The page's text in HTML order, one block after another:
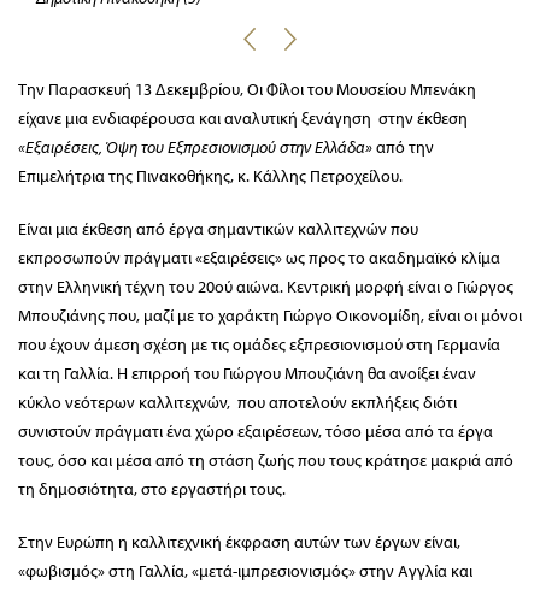
Την Παρασκευή 13 Δεκεμβρίου, Οι Φίλοι του Μουσείου Μπενάκη
είχανε μια ενδιαφέρουσα και αναλυτική ξενάγηση στην έκθεση
«Εξαιρέσεις, Όψη του Εξπρεσιονισμού στην Ελλάδα»από την
Επιμελήτρια της Πινακοθήκης, κ. Κάλλης Πετροχείλου.
Είναι μια έκθεση από έργα σημαντικών καλλιτεχνών που
εκπροσωπούν πράγματι «εξαιρέσεις» ως προς το ακαδημαϊκό κλίμα
στην Ελληνική τέχνη του 20ού αιώνα. Κεντρική μορφή είναι ο Γιώργος
Μπουζιάνης που, μαζί με το χαράκτη Γιώργο Οικονομίδη, είναι οι μόνοι
που έχουν άμεση σχέση με τις ομάδες εξπρεσιονισμού στη Γερμανία
και τη Γαλλία. Η επιρροή του Γιώργου Μπουζιάνη θα ανοίξει έναν
κύκλο νεότερων καλλιτεχνών, που αποτελούν εκπλήξεις διότι
συνιστούν πράγματι ένα χώρο εξαιρέσεων, τόσο μέσα από τα έργα
τους, όσο και μέσα από τη στάση ζωής που τους κράτησε μακριά από
τη δημοσιότητα, στο εργαστήρι τους.
Στην Ευρώπη η καλλιτεχνική έκφραση αυτών των έργων είναι,
«φωβισμός» στη Γαλλία, «μετά-ιμπρεσιονισμός» στην Αγγλία και